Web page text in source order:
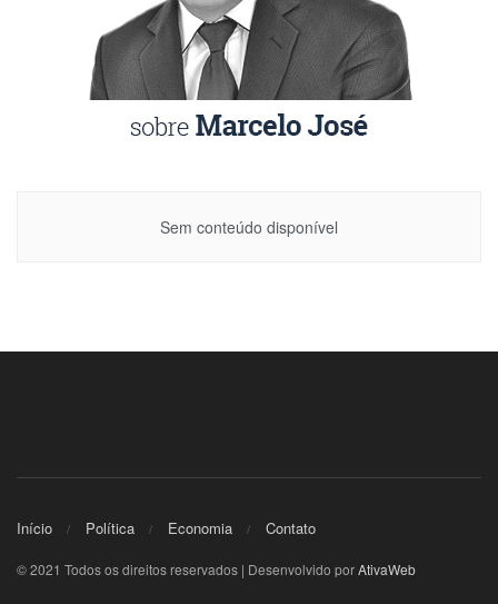
Sem conteúdo disponível
Início Política Economia Contato
© 2021 Todos os direitos reservados | Desenvolvido porAtivaWeb